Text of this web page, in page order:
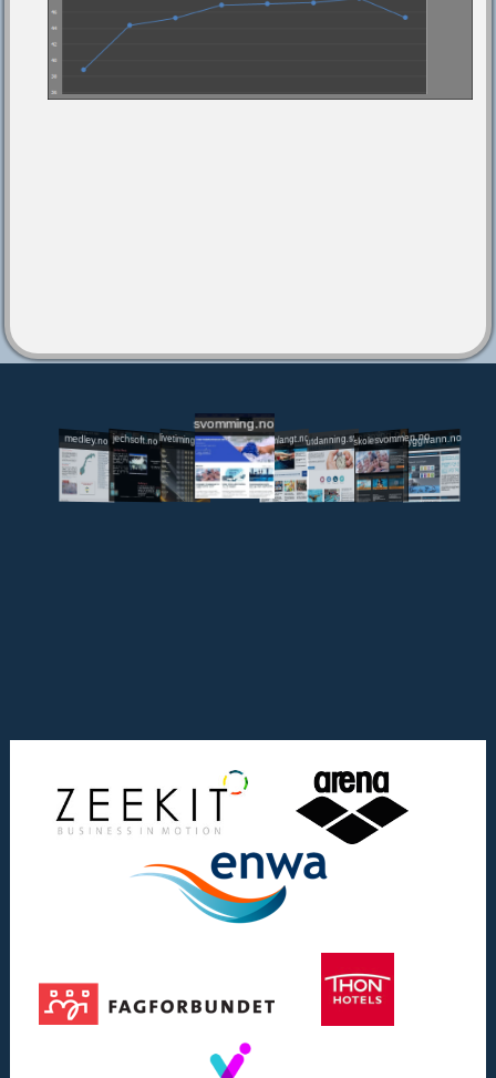
medley.no jechsoft.nolivetiming.medley.no
svomming.no
svomlangt.noutdanning.svomming.no
skolesvommen.notryggivann.no